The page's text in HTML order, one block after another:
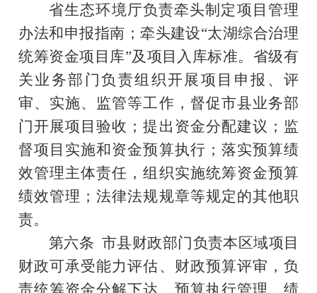
省生态环境厅负责牵头制定项目管理
办法和申报指南；牵头建设“太湖综合治理
统筹资金项目库”及项目入库标准。省级有
关业务部门负责组织开展项目申报、评
审、实施、监管等工作，督促市县业务部
门开展项目验收；提出资金分配建议；监
督项目实施和资金预算执行；落实预算绩
效管理主体责任，组织实施统筹资金预算
绩效管理；法律法规规章等规定的其他职
责。
第六条 市县财政部门负责本区域项目
财政可承受能力评估、财政预算评审，负
责统筹资金分解下达、预算执行管理、绩